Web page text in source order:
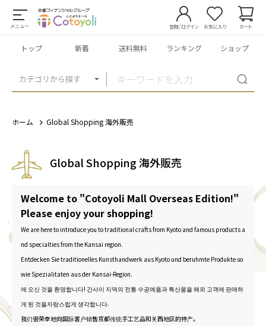
メニュー
カテゴリから探す
登録/ログイン お気に入り カート
トップ 新着 送料無料 ランキング ショップ
ホーム Global Shopping 海外販売
Global Shopping 海外販売
Welcome to "Cotoyoli Mall Overseas Edition!"
Please enjoy your shopping!
We are here to introduce you to traditional crafts from Kyoto and famous products a
nd specialties from the Kansai region.
Entdecken Sie traditionelles Kunsthandwerk aus Kyoto und beruhmte Produkte so
wie Spezialitaten aus der Kansai-Region.
에 오신 것을 환영합니다! 간사이 지역의 전통 수공예품과 특산품을 해외 고객에 판매하
게 된 것을자랑스럽게 생각합니다.
我们很荣幸地向国际客户销售京都传统手工艺品和关西地区的特产。